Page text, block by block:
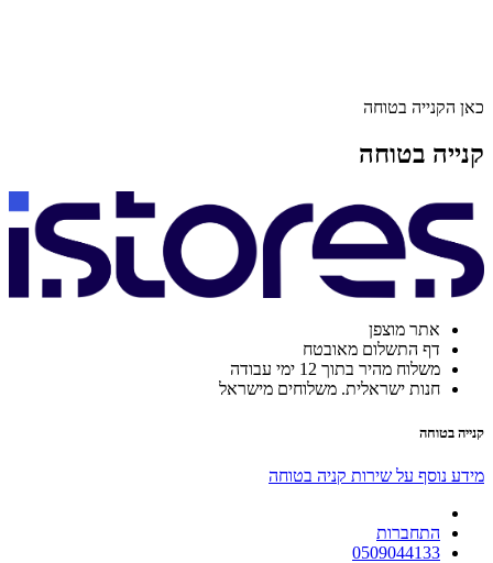
כאן הקנייה בטוחה
קנייה בטוחה
אתר מוצפן
דף התשלום מאובטח
משלוח מהיר בתוך 12 ימי עבודה
חנות ישראלית. משלוחים מישראל
קנייה בטוחה
מידע נוסף על שירות קניה בטוחה
התחברות
0509044133